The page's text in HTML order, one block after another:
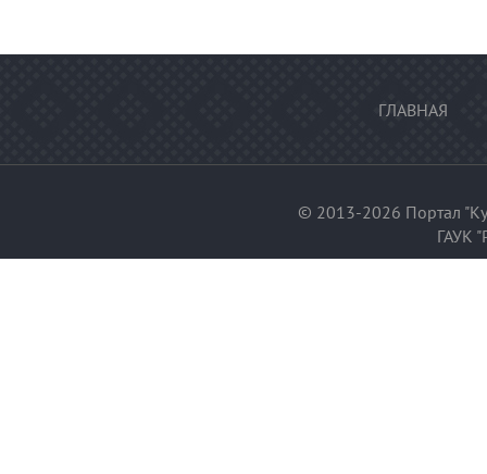
ГЛАВНАЯ
© 2013-2026 Портал
ГАУК